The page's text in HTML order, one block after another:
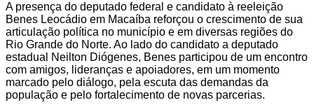
A presença do deputado federal e candidato à reeleição
Benes Leocádio em Macaíba reforçou o crescimento de sua
articulação política no município e em diversas regiões do
Rio Grande do Norte. Ao lado do candidato a deputado
estadual Neilton Diógenes, Benes participou de um encontro
com amigos, lideranças e apoiadores, em um momento
marcado pelo diálogo, pela escuta das demandas da
população e pelo fortalecimento de novas parcerias.